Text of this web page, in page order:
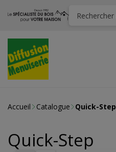
Accueil Catalogue Quick-Step
Quick-Step